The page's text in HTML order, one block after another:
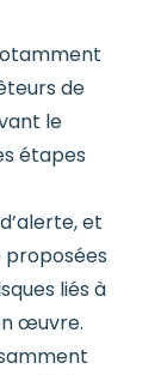
de
le
étapes
et
proposées
liés à
œuvre.